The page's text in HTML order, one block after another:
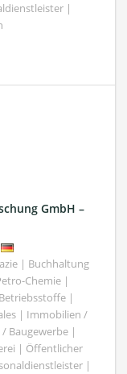
|
GmbH –
| Buchhaltung
Chemie |
|
| Immobilien /
Baugewerbe |
| Öffentlicher
|